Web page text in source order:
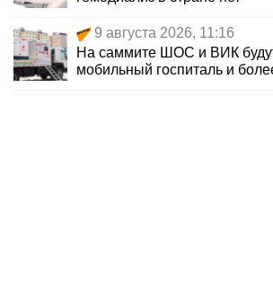
9 августа 2026, 11:16
На саммите ШОС и ВИК
мобильный госпиталь и